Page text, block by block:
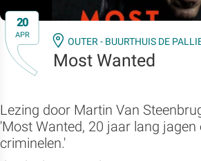
20
APR
OUTER - BUURTHUIS DE
Most Wanted
Lezing door Martin Van
'Most Wanted, 20 jaar lang
criminelen.'